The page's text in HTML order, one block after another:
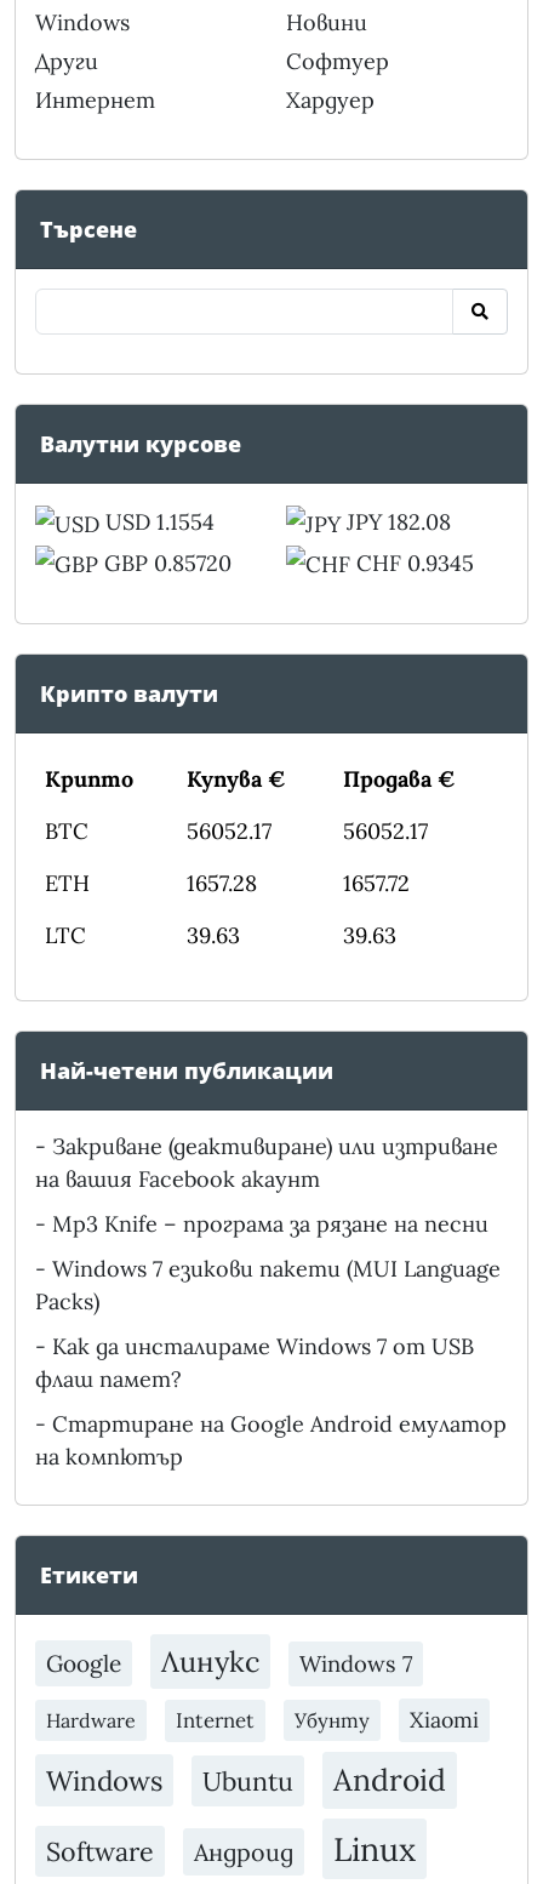
Windows
Други
Интернет
Новини
Софтуер
Хардуер
Търсене
Валутни курсове
USD 1.1554
GBP 0.85720
JPY 182.08
CHF 0.9345
Крипто валути
Крипто Купува €
Продава €
BTC
56052.17
56052.17
ETH
1657.28
1657.72
LTC
39.63 39.63
Най-четени публикации
- Закриване (деактивиране) или изтриване
на вашия Facebook акаунт
- Mp3 Knife – програма за рязане на песни
- Windows 7 езикови пакети (MUI Language
Packs)
- Как да инсталираме Windows 7 от USB
флаш памет?
- Стартиране на Google Android емулатор
на компютър
Етикети
Google Линукс Windows 7
Hardware Internet Убунту Xiaomi
Windows Ubuntu Android
Software Андроид Linux